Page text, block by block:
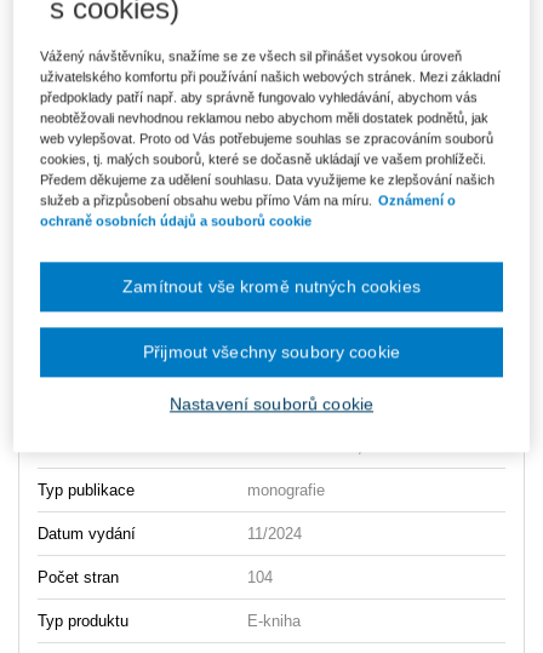
Upozorňujeme, že v období od 1.8. do 21.8. z technických
důvodů nemůžeme vystavovat daňové doklady. Budou vám
zaslány dodatečně e-mailem.
ks Vložit do košíku
Ceny jsou včetně DPH
Ke stažení
Pruvodce NZ_o_ucet_OBSAH
Wolters Kluwer
Typ publikace monografie
Datum vydání 11/2024
Počet stran 104
Typ produktu E-kniha
s cookies)
Vážený návštěvníku, snažíme se ze všech sil přinášet vysokou úroveň
uživatelského komfortu při používání našich webových stránek. Mezi základní
předpoklady patří např. aby správně fungovalo vyhledávání, abychom vás
neobtěžovali nevhodnou reklamou nebo abychom měli dostatek podnětů, jak
web vylepšovat. Proto od Vás potřebujeme souhlas se zpracováním souborů
cookies, tj. malých souborů, které se dočasně ukládají ve vašem prohlížeči.
Předem děkujeme za udělení souhlasu. Data využijeme ke zlepšování našich
služeb a přizpůsobení obsahu webu přímo Vám na míru. Oznámení o
ochraně osobních údajů a souborů cookie
Nastavení souborů cookie
Zamítnout vše kromě nutných cookies
Přijmout všechny soubory cookie